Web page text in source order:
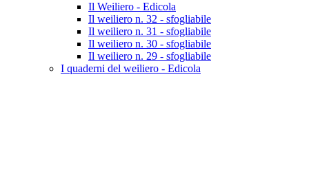
Il Weiliero - Edicola
Il weiliero n. 32 - sfogliabile
Il weiliero n. 31 - sfogliabile
Il weiliero n. 30 - sfogliabile
Il weiliero n. 29 - sfogliabile
I quaderni del weiliero - Edicola